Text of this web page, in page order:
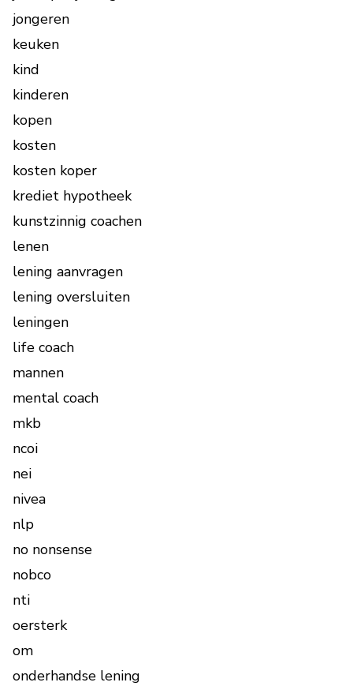
jongeren
keuken
kind
kinderen
kopen
kosten
kosten koper
krediet hypotheek
kunstzinnig coachen
lenen
lening aanvragen
lening oversluiten
leningen
life coach
mannen
mental coach
mkb
ncoi
nei
nivea
nlp
no nonsense
nobco
nti
oersterk
om
onderhandse lening